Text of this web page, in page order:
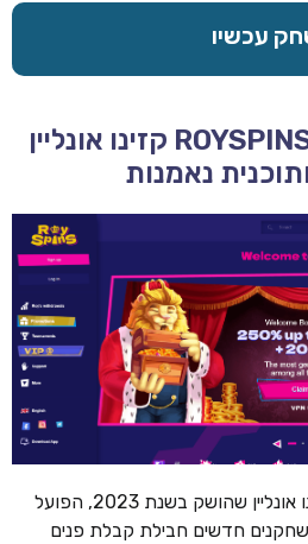
עכשיו
ROYSPINS CASINO – 2026 קזינו אונליין
נאמנות
RoySpins Casino הוא קזינו אונליין שהושק בשנת 2023, הפועל
חדשים חבילת קבלת פנים